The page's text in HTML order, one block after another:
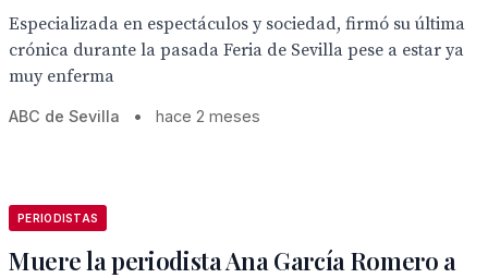
Especializada en espectáculos y sociedad, firmó su última
crónica durante la pasada Feria de Sevilla pese a estar ya
muy enferma
ABC de Sevilla • hace 2 meses
PERIODISTAS
Muere la periodista Ana García Romero a